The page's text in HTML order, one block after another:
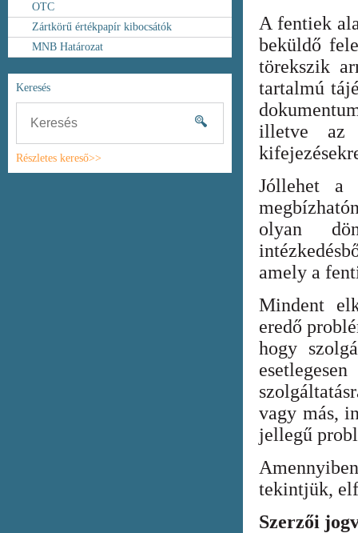
OTC
Zártkörű értékpapír kibocsátók
MNB Határozat
Keresés
Részletes kereső>>
A fentiek
beküldő
törekszik
tartalmú
illetve az
Jóllehet a
olyan
amely a
Mindent
eredő
hogy
vagy más,
jellegű
tekintjük,
Szerzői